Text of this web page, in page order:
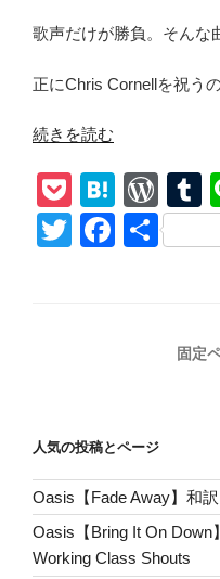
歌声だけが勝負。そんな
正にChris Cornellを祝う
“【Chris
Seasons】
和
訳
と
画
『
シ
続きを読む
P
o
ck
H
at
e
W
or
d
ss
u
T
F
o
k
共
ペ
ジ
送
り
固定
人気の投稿とページ
Oasis【Fade Away】和
Oasis【Bring It On
Working Class Shouts